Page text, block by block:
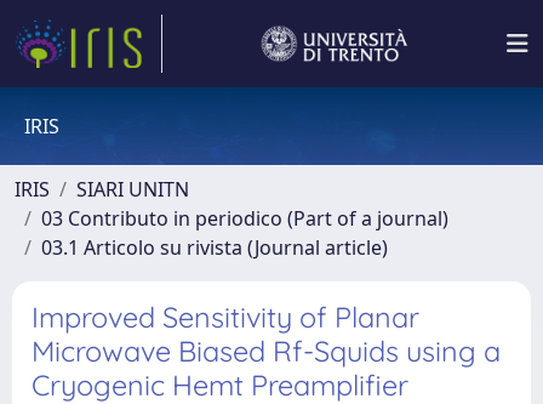
IRIS
IRIS
SIARI UNITN
03 Contributo in periodico (Part of a journal)
03.1 Articolo su rivista (Journal article)
Improved Sensitivity of Planar
Microwave Biased Rf-Squids using a
Cryogenic Hemt Preamplifier